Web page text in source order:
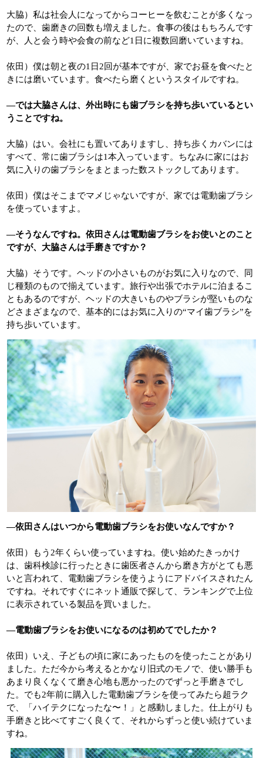
大脇）私は社会人になってからコーヒーを飲むことが多くなっ
たので、歯磨きの回数も増えました。食事の後はもちろんです
が、人と会う時や会食の前など1日に複数回磨いていますね。
依田）僕は朝と夜の1日2回が基本ですが、家でお昼を食べたと
きには磨いています。食べたら磨くというスタイルですね。
―では大脇さんは、外出時にも歯ブラシを持ち歩いているとい
うことですね。
大脇）はい。会社にも置いてありますし、持ち歩くカバンには
すべて、常に歯ブラシは1本入っています。ちなみに家にはお
気に入りの歯ブラシをまとまった数ストックしてあります。
依田）僕はそこまでマメじゃないですが、家では電動歯ブラシ
を使っていますよ。
―そうなんですね。依田さんは電動歯ブラシをお使いとのこと
ですが、大脇さんは手磨きですか？
大脇）そうです。ヘッドの小さいものがお気に入りなので、同
じ種類のもので揃えています。旅行や出張でホテルに泊まるこ
ともあるのですが、ヘッドの大きいものやブラシが堅いものな
どさまざまなので、基本的にはお気に入りの“マイ歯ブラシ”を
持ち歩いています。
―依田さんはいつから電動歯ブラシをお使いなんですか？
依田）もう2年くらい使っていますね。使い始めたきっかけ
は、歯科検診に行ったときに歯医者さんから磨き方がとても悪
いと言われて、電動歯ブラシを使うようにアドバイスされたん
ですね。それですぐにネット通販で探して、ランキングで上位
に表示されている製品を買いました。
―電動歯ブラシをお使いになるのは初めてでしたか？
依田）いえ、子どもの頃に家にあったものを使ったことがあり
ました。ただ今から考えるとかなり旧式のモノで、使い勝手も
あまり良くなくて磨き心地も悪かったのでずっと手磨きでし
た。でも2年前に購入した電動歯ブラシを使ってみたら超ラク
で、「ハイテクになったな〜！」と感動しました。仕上がりも
手磨きと比べてすごく良くて、それからずっと使い続けていま
すね。